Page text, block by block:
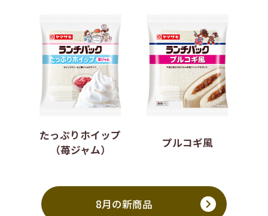
たっぷりホイップ
（苺ジャム）
プルコギ風
8月の新商品